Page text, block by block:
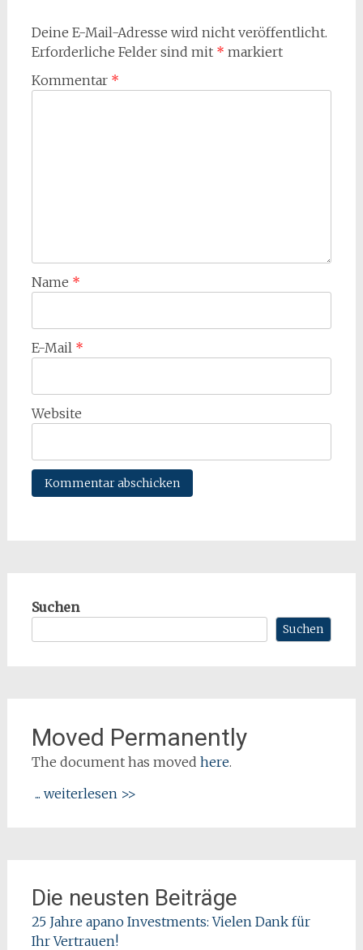
Deine E-Mail-Adresse wird nicht veröffentlicht.
Erforderliche Felder sind mit * markiert
Kommentar *
Name *
E-Mail *
Website
Suchen
Suchen
Moved Permanently
The document has moved here.
... weiterlesen >>
Die neusten Beiträge
25 Jahre apano Investments: Vielen Dank für
Ihr Vertrauen!